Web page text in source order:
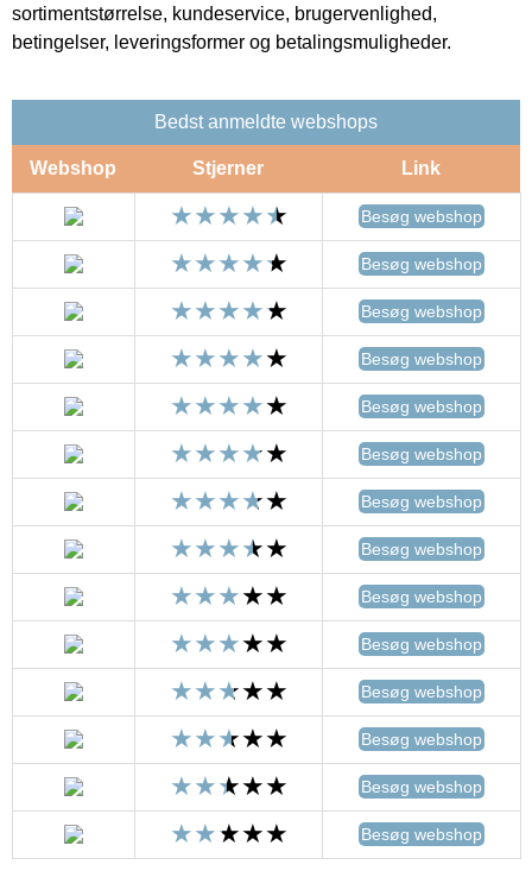
sortimentstørrelse, kundeservice, brugervenlighed,
betingelser, leveringsformer og betalingsmuligheder.
Bedst anmeldte webshops
Webshop Stjerner Link
Besøg webshop
Besøg webshop
Besøg webshop
Besøg webshop
Besøg webshop
Besøg webshop
Besøg webshop
Besøg webshop
Besøg webshop
Besøg webshop
Besøg webshop
Besøg webshop
Besøg webshop
Besøg webshop